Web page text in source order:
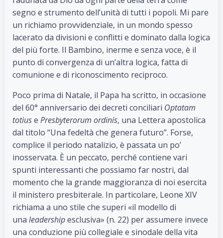
segno e strumento dell’unità di tutti i popoli. Mi pare
un richiamo provvidenziale, in un mondo spesso
lacerato da divisioni e conflitti e dominato dalla logica
del più forte. Il Bambino, inerme e senza voce, è il
punto di convergenza di un’altra logica, fatta di
comunione e di riconoscimento reciproco.
Poco prima di Natale, il Papa ha scritto, in occasione
del 60° anniversario dei decreti conciliari Optatam
totiuse Presbyterorum ordinis, una Lettera apostolica
dal titolo “Una fedeltà che genera futuro”. Forse,
complice il periodo natalizio, è passata un po’
inosservata. È un peccato, perché contiene vari
spunti interessanti che possiamo far nostri, dal
momento che la grande maggioranza di noi esercita
il ministero presbiterale. In particolare, Leone XIV
richiama a uno stile che superi «il modello di
una leadershipesclusiva» (n. 22) per assumere invece
una conduzione più collegiale e sinodale della vita